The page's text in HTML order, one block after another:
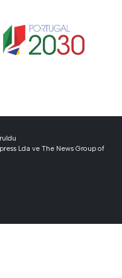
Lda ve The News Group of